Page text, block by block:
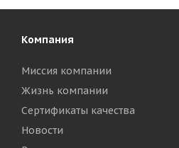
Компания
Миссия компании
Жизнь компании
Сертификаты качества
Новости